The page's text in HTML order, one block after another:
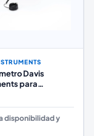
Davis
para
Vantage Pro2 y
disponibilidad y